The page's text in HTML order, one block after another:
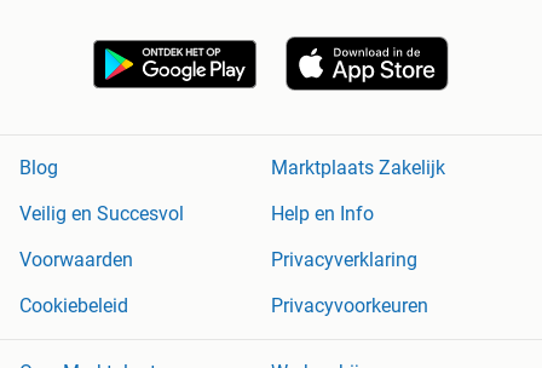
Blog
Marktplaats Zakelijk
Veilig en Succesvol
Help en Info
Voorwaarden
Privacyverklaring
Cookiebeleid
Privacyvoorkeuren